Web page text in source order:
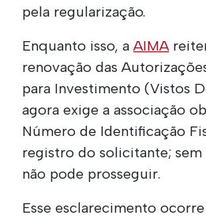
pela regularização.
Enquanto isso, aAIMA
renovação das
para Investimento (Vistos
agora exige a associação
Número de Identificação
registro do solicitante; sem
não pode prosseguir.
Esse esclarecimento